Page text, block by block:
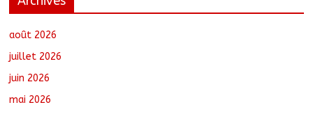
orientés vers leur avenir
août 2026
juillet 2026
juin 2026
mai 2026